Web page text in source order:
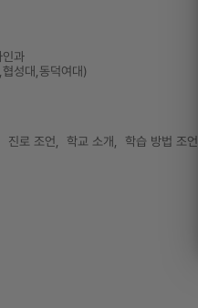
과
성대,동덕여대)
진로 조언,  학교 소개,  학습 방법 조언